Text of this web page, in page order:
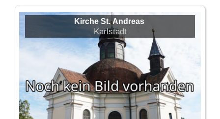
Kirche St. Andreas
Karlstadt